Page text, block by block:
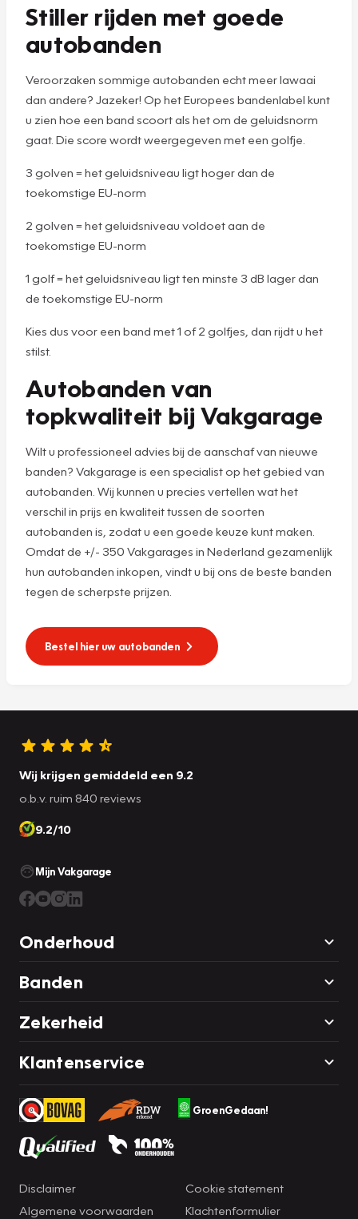
Stiller rijden met goede
autobanden
Veroorzaken sommige autobanden echt meer lawaai
dan andere? Jazeker! Op het Europees bandenlabel kunt
u zien hoe een band scoort als het om de geluidsnorm
gaat. Die score wordt weergegeven met een golfje.
3 golven = het geluidsniveau ligt hoger dan de
toekomstige EU-norm
2 golven = het geluidsniveau voldoet aan de
toekomstige EU-norm
1 golf = het geluidsniveau ligt ten minste 3 dB lager dan
de toekomstige EU-norm
Kies dus voor een band met 1 of 2 golfjes, dan rijdt u het
stilst.
Autobanden van
topkwaliteit bij Vakgarage
Wilt u professioneel advies bij de aanschaf van nieuwe
banden? Vakgarage is een specialist op het gebied van
autobanden. Wij kunnen u precies vertellen wat het
verschil in prijs en kwaliteit tussen de soorten
autobanden is, zodat u een goede keuze kunt maken.
Omdat de +/- 350 Vakgarages in Nederland gezamenlijk
hun autobanden inkopen, vindt u bij ons de beste banden
tegen de scherpste prijzen.
Bestel hier uw autobanden
Wij krijgen gemiddeld een 9.2
o.b.v. ruim 840 reviews
9.2/10
Mijn Vakgarage
Onderhoud
Banden
Zekerheid
Klantenservice
GroenGedaan!
Disclaimer
Algemene voorwaarden
Cookie statement
Klachtenformulier